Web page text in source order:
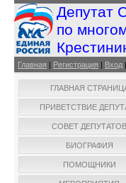
Депутат
по
Главная | Регистрация | Вход |
ГЛАВНАЯ
ПРИВЕТСТВИЕ
СОВЕТ ДЕПУТАТОВ
БИОГРАФИЯ
ПОМОЩНИКИ